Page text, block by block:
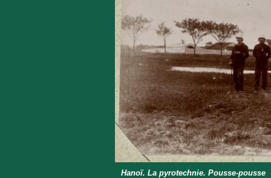
Hanoï. La pyrotechnie. Pousse-pousse